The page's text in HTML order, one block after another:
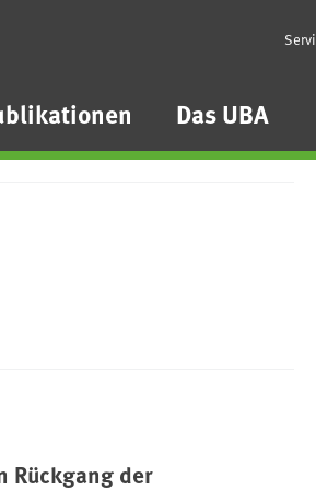
Das UBA
Rückgang der